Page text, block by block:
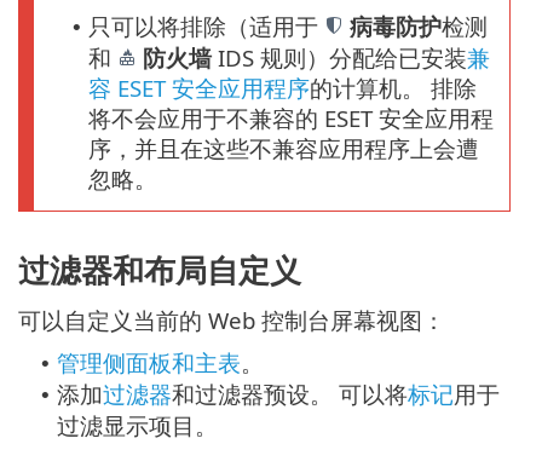
• 只可以将排除（适用于 病毒防护检测
和
防火墙IDS 规则）分配给已安装兼
容 ESET 安全应用程序的计算机。 排除
将不会应用于不兼容的 ESET 安全应用程
序，并且在这些不兼容应用程序上会遭
忽略。
过滤器和布局自定义
可以自定义当前的 Web 控制台屏幕视图：
• 管理侧面板和主表。
• 添加过滤器和过滤器预设。 可以将标记用于
过滤显示项目。